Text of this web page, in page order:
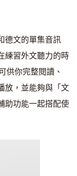
德文的單集音訊
練習外文聽力的時
供你完整閱讀、
放，並能夠與「文
助功能一起搭配使